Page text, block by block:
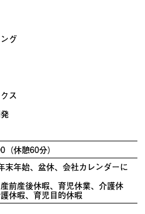
グ
ス
休憩60分）
末年始、盆休、会社カレンダーに
前産後休暇、育児休業、介護休
休暇、育児目的休暇